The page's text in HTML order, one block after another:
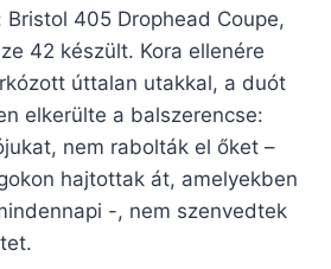
405 Drophead Coupe,
42 készült. Kora ellenére
úttalan utakkal, a duót
elkerülte a balszerencse:
nem rabolták el őket –
hajtottak át, amelyekben
-, nem szenvedtek